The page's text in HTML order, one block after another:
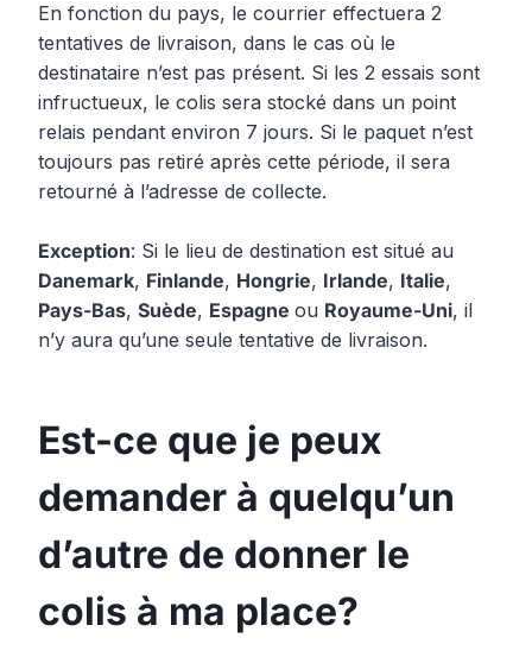
En fonction du pays, le courrier effectuera 2
tentatives de livraison, dans le cas où le
destinataire n’est pas présent. Si les 2 essais sont
infructueux, le colis sera stocké dans un point
relais pendant environ 7 jours. Si le paquet n’est
toujours pas retiré après cette période, il sera
retourné à l’adresse de collecte.
Exception: Si le lieu de destination est situé au
Danemark, Finlande, Hongrie, Irlande, Italie,
Pays-Bas, Suède, Espagne ou Royaume-Uni, il
n’y aura qu’une seule tentative de livraison.
Est-ce que je peux
demander à quelqu’un
d’autre de donner le
colis à ma place?